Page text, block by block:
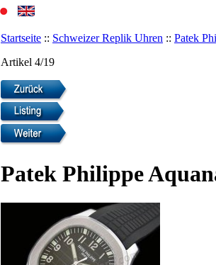
Startseite :: Schweizer Replik Uhren :: Patek
Artikel 4/19
Patek Philippe